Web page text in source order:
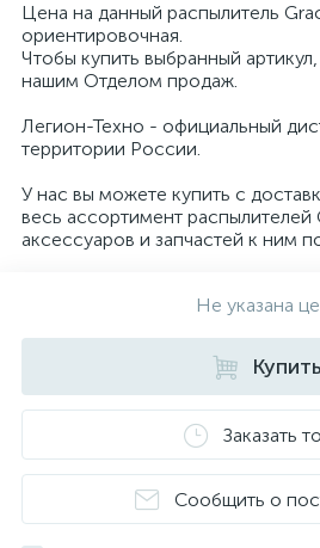
Цена на данный распылитель
ориентировочная.
Чтобы купить выбранный
нашим Отделом продаж.
Легион-Техно - официальный
территории России.
У нас вы можете купить с
весь ассортимент распылителей
аксессуаров и запчастей к ним
Не указана
Купить
Заказать
Сообщить о